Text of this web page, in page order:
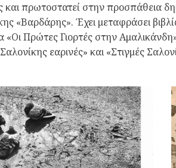
και πρωτοστατεί στην προσπάθεια
«Βαρδάρης». Έχει μεταφράσει
Πρώτες Γιορτές στην
Σαλονίκης εαρινές» και «Στιγμές